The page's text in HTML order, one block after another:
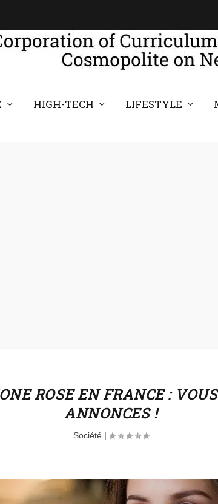
HIGH-TECH LIFESTYLE
ROSE EN FRANCE :
ANNONCES !
Société |